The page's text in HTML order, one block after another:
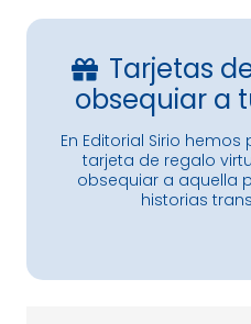
Tarjetas
obsequiar a
En Editorial Sirio
tarjeta de regalo
obsequiar a aquella
historias